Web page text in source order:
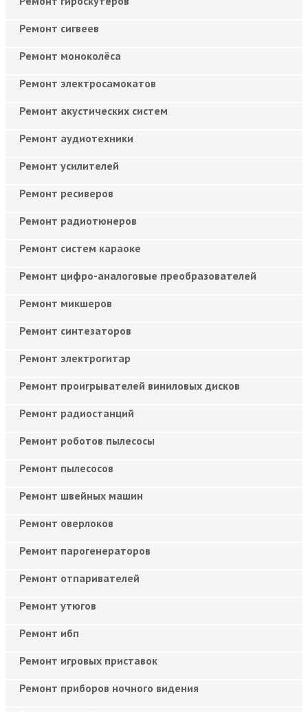
Ремонт сигвеев
Ремонт моноколёса
Ремонт электросамокатов
Ремонт акустических систем
Ремонт аудиотехники
Ремонт усилителей
Ремонт ресиверов
Ремонт радиотюнеров
Ремонт систем караоке
Ремонт цифро-аналоговые преобразователей
Ремонт микшеров
Ремонт синтезаторов
Ремонт электрогитар
Ремонт проигрывателей виниловых дисков
Ремонт радиостанций
Ремонт роботов пылесосы
Ремонт пылесосов
Ремонт швейных машин
Ремонт оверлоков
Ремонт парогенераторов
Ремонт отпаривателей
Ремонт утюгов
Ремонт ибп
Ремонт игровых приставок
Ремонт приборов ночного видения